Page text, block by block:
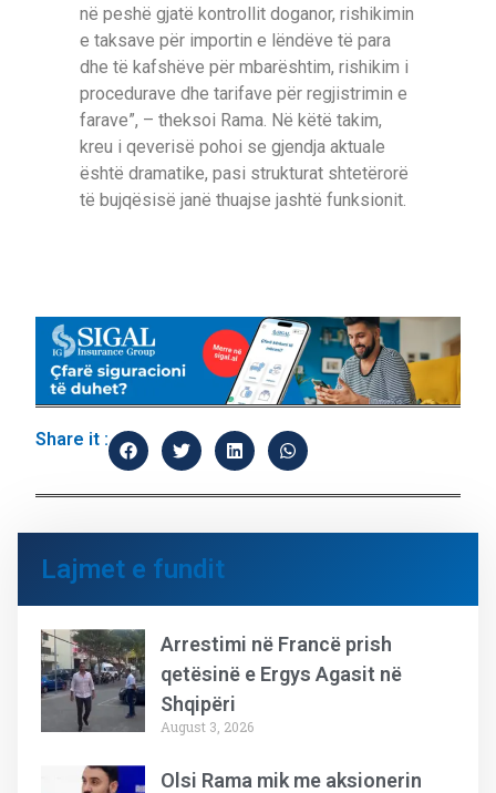
në peshë gjatë kontrollit doganor, rishikimin
e taksave për importin e lëndëve të para
dhe të kafshëve për mbarështim, rishikim i
procedurave dhe tarifave për regjistrimin e
farave”, – theksoi Rama. Në këtë takim,
kreu i qeverisë pohoi se gjendja aktuale
është dramatike, pasi strukturat shtetërorë
të bujqësisë janë thuajse jashtë funksionit.
Share it :
Lajmet e fundit
Arrestimi në Francë prish
qetësinë e Ergys Agasit në
Shqipëri
August 3, 2026
Olsi Rama mik me aksionerin